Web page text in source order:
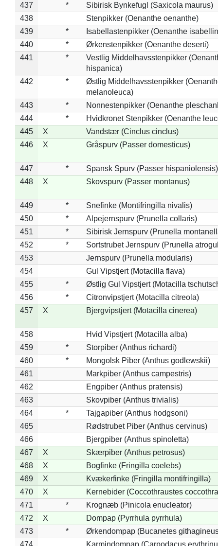
437
*
Sibirisk Bynkefugl (Saxicola maurus)
438
Stenpikker (Oenanthe oenanthe)
439
*
Isabellastenpikker (Oenanthe
440
*
Ørkenstenpikker (Oenanthe deserti)
441
*
Vestlig Middelhavsstenpikker
hispanica)
442
*
Østlig Middelhavsstenpikker
melanoleuca)
443
*
Nonnestenpikker (Oenanthe
444
*
Hvidkronet Stenpikker (Oenanthe
445
X
Vandstær (Cinclus cinclus)
446
X Gråspurv (Passer domesticus)
447 *
Spansk Spurv (Passer hispaniolensis)
448
X Skovspurv (Passer montanus)
449 *
Snefinke (Montifringilla nivalis)
450
*
Alpejernspurv (Prunella collaris)
451
*
Sibirisk Jernspurv (Prunella
452
*
Sortstrubet Jernspurv (Prunella
453
Jernspurv (Prunella modularis)
454
Gul Vipstjert (Motacilla flava)
455
*
Østlig Gul Vipstjert (Motacilla
456
*
Citronvipstjert (Motacilla citreola)
457
X Bjergvipstjert (Motacilla cinerea)
458
Hvid Vipstjert (Motacilla alba)
459
*
Storpiber (Anthus richardi)
460
*
Mongolsk Piber (Anthus godlewskii)
461
Markpiber (Anthus campestris)
462
Engpiber (Anthus pratensis)
463
Skovpiber (Anthus trivialis)
464
*
Tajgapiber (Anthus hodgsoni)
465
Rødstrubet Piber (Anthus cervinus)
466
Bjergpiber (Anthus spinoletta)
467
X
Skærpiber (Anthus petrosus)
468
X
Bogfinke (Fringilla coelebs)
469
X
Kvækerfinke (Fringilla montifringilla)
470
X
Kernebider (Coccothraustes
471
*
Krognæb (Pinicola enucleator)
472
X
Dompap (Pyrrhula pyrrhula)
473
*
Ørkendompap (Bucanetes
474
Karmindompap (Carpodacus